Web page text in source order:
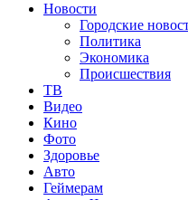
Новости
Городские
Политика
Экономика
Происшествия
ТВ
Видео
Кино
Фото
Здоровье
Авто
Геймерам